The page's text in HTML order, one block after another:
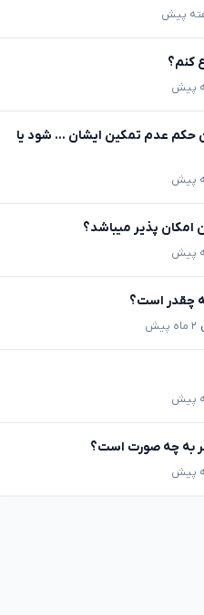
کنم؟
حکم عدم تمکین ایشان ... شود یا
امکان پذیر میباشد؟
چقدر است؟
۲ ماه پیش
به چه صورت است؟